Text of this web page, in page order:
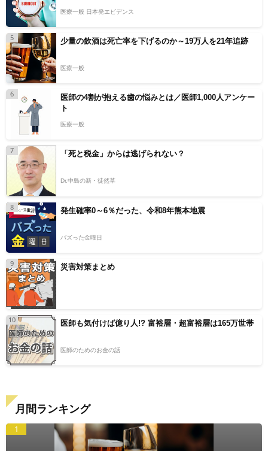
医療一般 日本発エビデンス
5 少量の飲酒は死亡率を下げるのか～19万人を21年追跡
医療一般
6
医師の4割が抱える歯の悩みとは／医師1,000人アンケー
ト
医療一般
7 「死と税金」からは逃げられない？
Dr.中島の新・徒然草
8 発生確率0～6％だった、令和8年熊本地震
バズった金曜日
9 災害対策まとめ
10 医師も気付けば億り人!? 富裕層・超富裕層は165万世帯
医師のためのお金の話
月間ランキング
1